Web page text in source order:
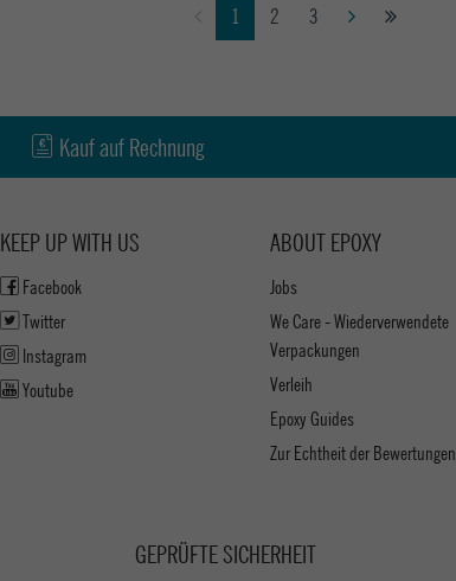
1 2 3
Kauf auf Rechnung
ABOUT EPOXY
Jobs
We Care - Wiederverwendete
Verpackungen
Verleih
Epoxy Guides
Zur Echtheit der Bewertungen
KEEP UP WITH US
Facebook
Twitter
Instagram
Youtube
GEPRÜFTE SICHERHEIT